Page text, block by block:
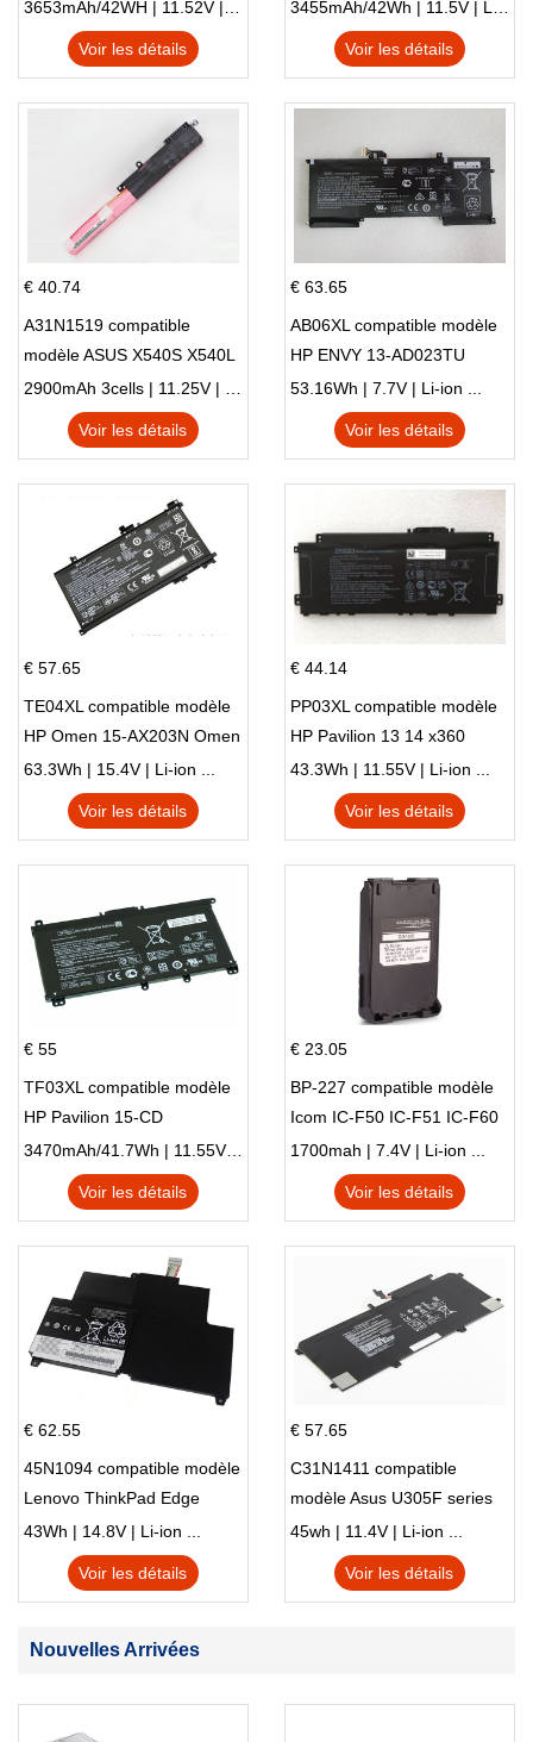
X705NC X705UA X705UV
X705UN X705UD
3653mAh/42WH | 11.52V | Li-ion ...
Voir les détails
E410MA L410MA 3455mAh/42Wh | 11.5V | Li-ion ...
Voir les détails
€ 40.74
A31N1519 compatible
modèle ASUS X540S X540L
X540LA-SI302 X540SA
X540S
2900mAh 3cells | 11.25V | Li-ion ...
Voir les détails
€ 63.65
AB06XL compatible modèle
HP ENVY 13-AD023TU
HSTNN-DB8C 921438-855
TPN-I128
53.16Wh | 7.7V | Li-ion ...
Voir les détails
€ 57.65
TE04XL compatible modèle
HP Omen 15-AX203N Omen
15 Series Pavilion 15 Series
63.3Wh | 15.4V | Li-ion ...
Voir les détails
€ 44.14
PP03XL compatible modèle
HP Pavilion 13 14 x360
L83388-AC1 L83388-421
HSTNN-LB8S M01118-421
M01144-005 13-BB 14-DV
43.3Wh | 11.55V | Li-ion ...
Voir les détails
€ 55
TF03XL compatible modèle
HP Pavilion 15-CD
3470mAh/41.7Wh | 11.55V | Li-ion ...
Voir les détails
€ 23.05
BP-227 compatible modèle
Icom IC-F50 IC-F51 IC-F60
IC-F61 IC-M87
1700mah | 7.4V | Li-ion ...
Voir les détails
€ 62.55
45N1094 compatible modèle
Lenovo ThinkPad Edge
S230u Twist
43Wh | 14.8V | Li-ion ...
Voir les détails
€ 57.65
C31N1411 compatible
modèle Asus U305F series
45wh | 11.4V | Li-ion ...
Voir les détails
Nouvelles Arrivées